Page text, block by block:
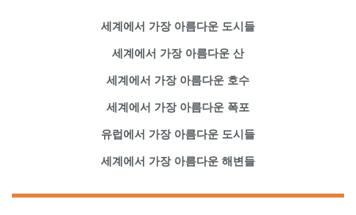
세계에서 가장 아름다운 도시들
세계에서 가장 아름다운 산
세계에서 가장 아름다운 호수
세계에서 가장 아름다운 폭포
유럽에서 가장 아름다운 도시들
세계에서 가장 아름다운 해변들